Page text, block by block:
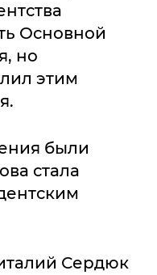
Основной
но
этим
были
стала
Сердюк